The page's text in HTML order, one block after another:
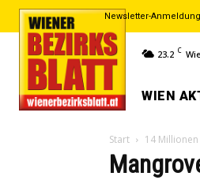
Newsletter-Anmeldung
23.2 C
WIEN
Start 14